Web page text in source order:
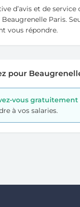
d’avis et de service
Paris.
vous répondre.
pour
vous gratuitement
à vos salaries.